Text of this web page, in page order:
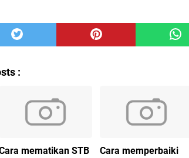
:
mematikan STB
Cara memperbaiki